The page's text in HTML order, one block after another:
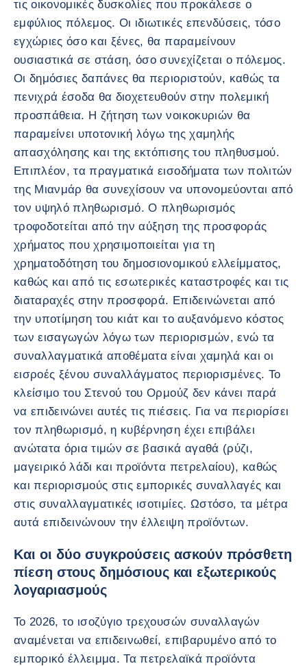
τις οικονομικές δυσκολίες που προκάλεσε ο
εμφύλιος πόλεμος. Οι ιδιωτικές επενδύσεις, τόσο
εγχώριες όσο και ξένες, θα παραμείνουν
ουσιαστικά σε στάση, όσο συνεχίζεται ο πόλεμος.
Οι δημόσιες δαπάνες θα περιοριστούν, καθώς τα
πενιχρά έσοδα θα διοχετευθούν στην πολεμική
προσπάθεια. Η ζήτηση των νοικοκυριών θα
παραμείνει υποτονική λόγω της χαμηλής
απασχόλησης και της εκτόπισης του πληθυσμού.
Επιπλέον, τα πραγματικά εισοδήματα των πολιτών
της Μιανμάρ θα συνεχίσουν να υπονομεύονται από
τον υψηλό πληθωρισμό. Ο πληθωρισμός
τροφοδοτείται από την αύξηση της προσφοράς
χρήματος που χρησιμοποιείται για τη
χρηματοδότηση του δημοσιονομικού ελλείμματος,
καθώς και από τις εσωτερικές καταστροφές και τις
διαταραχές στην προσφορά. Επιδεινώνεται από
την υποτίμηση του κιάτ και το αυξανόμενο κόστος
των εισαγωγών λόγω των περιορισμών, ενώ τα
συναλλαγματικά αποθέματα είναι χαμηλά και οι
εισροές ξένου συναλλάγματος περιορισμένες. Το
κλείσιμο του Στενού του Ορμούζ δεν κάνει παρά
να επιδεινώνει αυτές τις πιέσεις. Για να περιορίσει
τον πληθωρισμό, η κυβέρνηση έχει επιβάλει
ανώτατα όρια τιμών σε βασικά αγαθά (ρύζι,
μαγειρικό λάδι και προϊόντα πετρελαίου), καθώς
και περιορισμούς στις εμπορικές συναλλαγές και
στις συναλλαγματικές ισοτιμίες. Ωστόσο, τα μέτρα
αυτά επιδεινώνουν την έλλειψη προϊόντων.
Και οι δύο συγκρούσεις ασκούν πρόσθετη
πίεση στους δημόσιους και εξωτερικούς
λογαριασμούς
Το 2026, το ισοζύγιο τρεχουσών συναλλαγών
αναμένεται να επιδεινωθεί, επιβαρυμένο από το
εμπορικό έλλειμμα. Τα πετρελαϊκά προϊόντα